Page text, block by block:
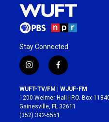
Stay Connected
i
n
s
t
a
g
f
a
c
e
b
o
WUFT-TV/FM | WJUF-FM
1200 Weimer Hall | P.O. Box
Gainesville, FL 32611
(352) 392-5551